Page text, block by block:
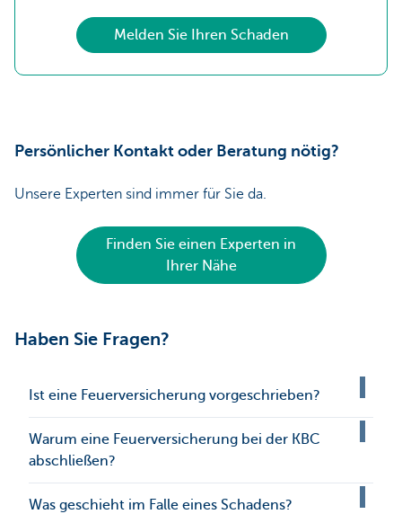
Melden Sie Ihren Schaden
Persönlicher Kontakt oder Beratung nötig?
Unsere Experten sind immer für Sie da.
Finden Sie einen Experten in
Ihrer Nähe
Haben Sie Fragen?
Ist eine Feuerversicherung vorgeschrieben?
Warum eine Feuerversicherung bei der KBC
abschließen?
Was geschieht im Falle eines Schadens?